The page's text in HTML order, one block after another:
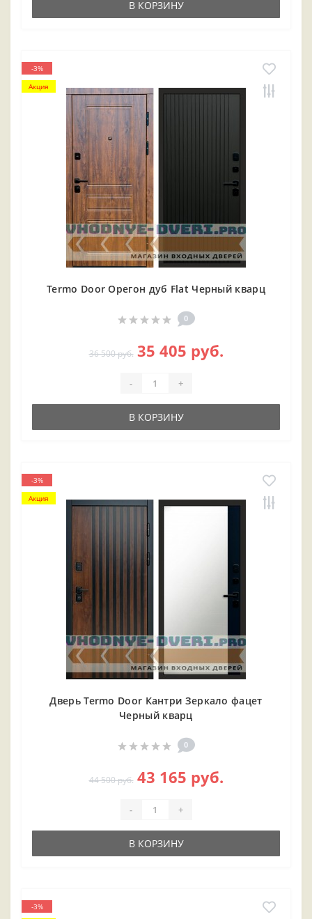
В КОРЗИНУ
-3%
Акция
Termo Door Орегон дуб Flat Черный кварц
0
36 500 руб. 35 405 руб.
- +
В КОРЗИНУ
-3%
Акция
Дверь Termo Door Кантри Зеркало фацет
Черный кварц
0
44 500 руб. 43 165 руб.
- +
В КОРЗИНУ
-3%